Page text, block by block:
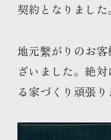
契約となりました。
地元繫がりのお
ざいました。絶
る家づくり頑張り